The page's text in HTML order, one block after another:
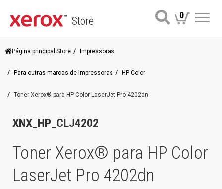
Store 0
Página principal Store Impressoras
Para outras marcas de impressoras HP Color
Toner Xerox® para HP Color LaserJet Pro 4202dn
XNX_HP_CLJ4202
Toner Xerox® para HP Color
LaserJet Pro 4202dn